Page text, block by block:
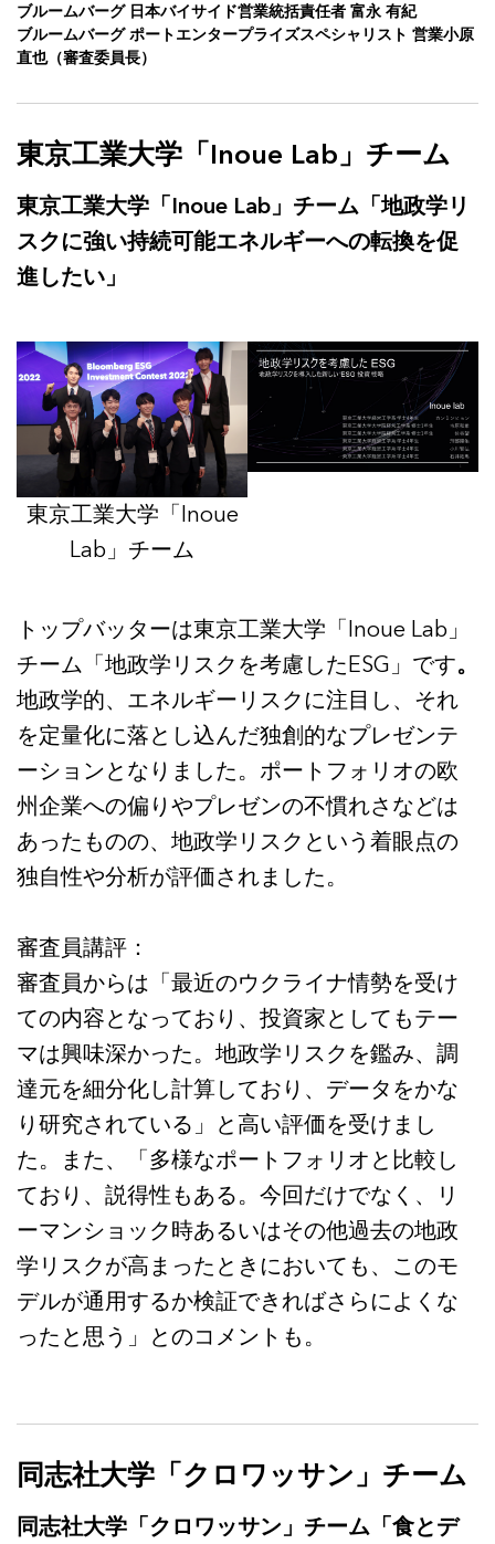
ブルームバーグ 日本バイサイド営業統括責任者 富永 有紀
ブルームバーグ ポートエンタープライズスペシャリスト 営業小原
直也（審査委員長）
東京工業大学「Inoue Lab」チーム
東京工業大学「Inoue Lab」チーム「地政学リ
スクに強い持続可能エネルギーへの転換を促
進したい」
東京工業大学「Inoue
Lab」チーム
トップバッターは東京工業大学「Inoue Lab」
チーム「地政学リスクを考慮したESG」です。
地政学的、エネルギーリスクに注目し、それ
を定量化に落とし込んだ独創的なプレゼンテ
ーションとなりました。ポートフォリオの欧
州企業への偏りやプレゼンの不慣れさなどは
あったものの、地政学リスクという着眼点の
独自性や分析が評価されました。
審査員講評：
審査員からは「最近のウクライナ情勢を受け
ての内容となっており、投資家としてもテー
マは興味深かった。地政学リスクを鑑み、調
達元を細分化し計算しており、データをかな
り研究されている」と高い評価を受けまし
た。また、「多様なポートフォリオと比較し
ており、説得性もある。今回だけでなく、リ
ーマンショック時あるいはその他過去の地政
学リスクが高まったときにおいても、このモ
デルが通用するか検証できればさらによくな
ったと思う」とのコメントも。
同志社大学「クロワッサン」チーム
同志社大学「クロワッサン」チーム「食とデ